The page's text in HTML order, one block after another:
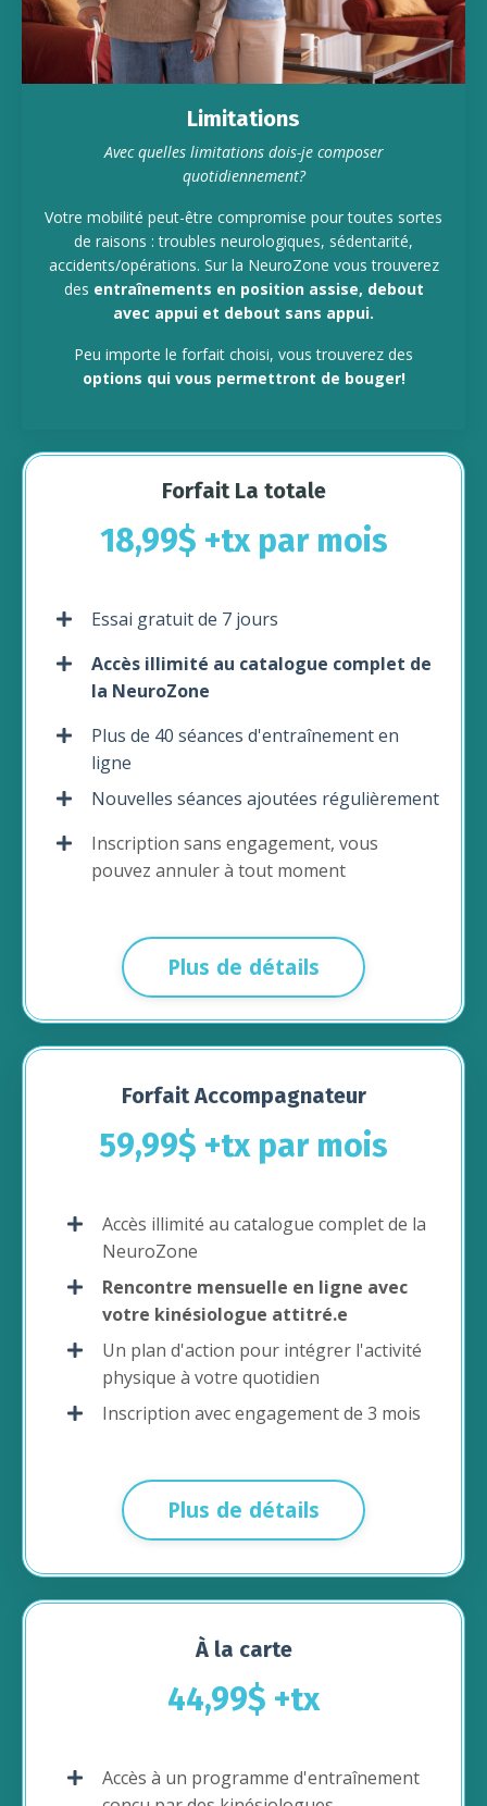
Limitations
Avec quelles limitations dois-je composer
quotidiennement?
Votre mobilité peut-être compromise pour toutes sortes
de raisons : troubles neurologiques, sédentarité,
accidents/opérations. Sur la NeuroZone vous trouverez
des entraînements en position assise, debout
avec appui et debout sans appui.
Peu importe le forfait choisi, vous trouverez des
options qui vous permettront de bouger!
Forfait La totale
18,99$ +tx par mois
Essai gratuit de 7 jours
Accès illimité au catalogue complet de
la NeuroZone
Plus de 40 séances d'entraînement en
ligne
Nouvelles séances ajoutées régulièrement
Inscription sans engagement, vous
pouvez annuler à tout moment
Plus de détails
Forfait Accompagnateur
59,99$ +tx par mois
Accès illimité au catalogue complet de la
NeuroZone
Rencontre mensuelle en ligne avec
votre kinésiologue attitré.e
Un plan d'action pour intégrer l'activité
physique à votre quotidien
Inscription avec engagement de 3 mois
Plus de détails
À la carte
44,99$ +tx
Accès à un programme d'entraînement